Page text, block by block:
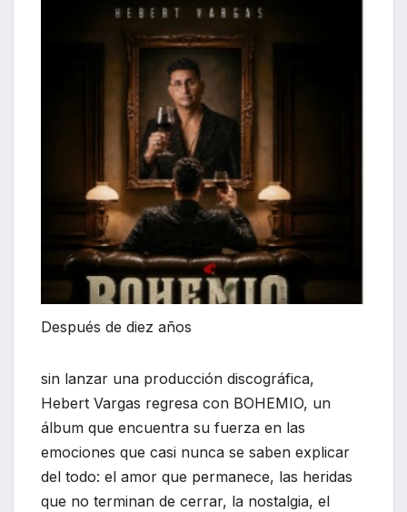
Después de diez años
sin lanzar una producción discográfica,
Hebert Vargas regresa con BOHEMIO, un
álbum que encuentra su fuerza en las
emociones que casi nunca se saben explicar
del todo: el amor que permanece, las heridas
que no terminan de cerrar, la nostalgia, el